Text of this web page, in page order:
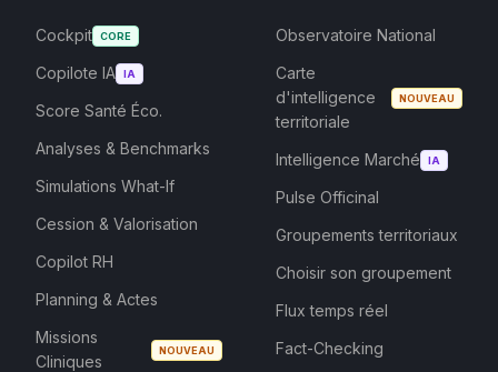
Cockpit CORE
Copilote IA IA
Score Santé Éco.
Analyses & Benchmarks
Simulations What-If
Cession & Valorisation
Copilot RH
Planning & Actes
Missions
Cliniques
NOUVEAU
Observatoire National
Carte
d'intelligence
territoriale
NOUVEAU
Intelligence Marché IA
Pulse Officinal
Groupements territoriaux
Choisir son groupement
Flux temps réel
Fact-Checking